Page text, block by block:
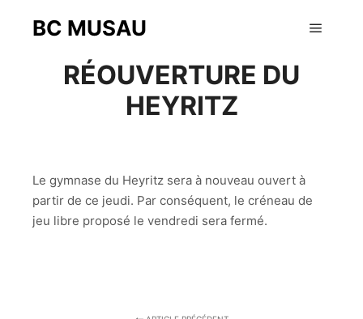
BC MUSAU28 septembre 2022
RÉOUVERTURE DU
HEYRITZ
Le gymnase du Heyritz sera à nouveau ouvert à
partir de ce jeudi. Par conséquent, le créneau de
jeu libre proposé le vendredi sera fermé.